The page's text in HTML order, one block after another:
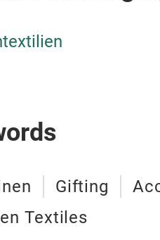
Gifting
Textiles